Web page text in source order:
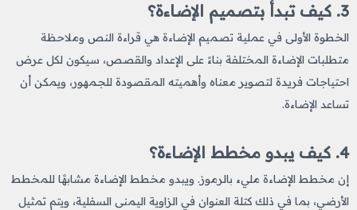
3. كيف تبدأ بتصميم الإضاءة؟
الخطوة الأولى في عملية تصميم الإضاءة هي قراءة النص وملاحظة
متطلبات الإضاءة المختلفة بناءً على الإعداد والقصص، سيكون لكل عرض
احتياجات فريدة لتصوير معناه وأهميته المقصودة للجمهور، ويمكن أن
تساعد الإضاءة.
4. كيف يبدو مخطط الإضاءة؟
إن مخطط الإضاءة مليء بالرموز. ويبدو مخطط الإضاءة مشابهًا للمخطط
الأرضي، بما في ذلك كتلة العنوان في الزاوية اليمنى السفلية، ويتم تمثيل